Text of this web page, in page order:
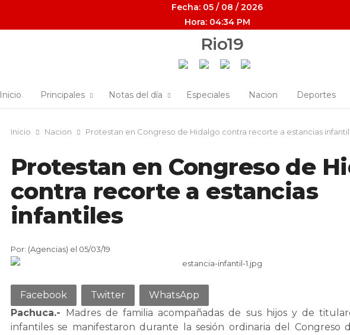
Fecha: 05 / 08 / 2026
Hora: 04:34 PM
Inicio Principales Notas del día Especiales Nacion Deportes
Inicio Nacion Protestan en Congreso de Hidalgo contra recorte a estancias
Protestan en Congreso de
contra recorte a estancias
infantiles
Por: (Agencias) el 05/03/19
Facebook Twitter
WhatsApp
Pachuca.- Madres de familia acompañadas de sus hijos y de
infantiles se manifestaron durante la sesión ordinaria del Congreso